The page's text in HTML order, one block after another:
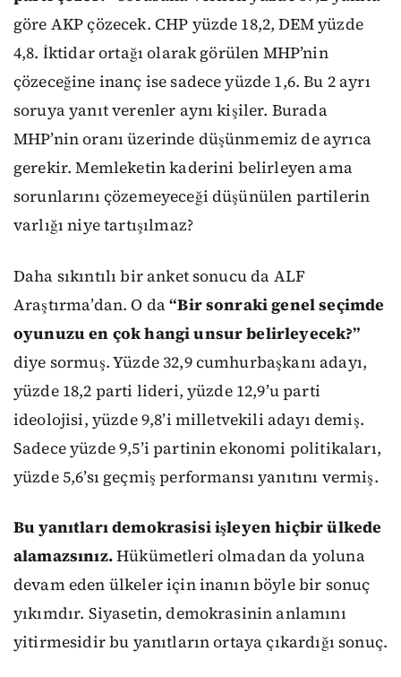
göre AKP çözecek. CHP yüzde 18,2, DEM yüzde
4,8. İktidar ortağı olarak görülen MHP’nin
çözeceğine inanç ise sadece yüzde 1,6. Bu 2 ayrı
soruya yanıt verenler aynı kişiler. Burada
MHP’nin oranı üzerinde düşünmemiz de ayrıca
gerekir. Memleketin kaderini belirleyen ama
sorunlarını çözemeyeceği düşünülen partilerin
varlığı niye tartışılmaz?
Daha sıkıntılı bir anket sonucu da ALF
Araştırma’dan. O da“Bir sonraki genel seçimde
oyunuzu en çok hangi unsur belirleyecek?”
diye sormuş. Yüzde 32,9 cumhurbaşkanı adayı,
yüzde 18,2 parti lideri, yüzde 12,9’u parti
ideolojisi, yüzde 9,8’i milletvekili adayı demiş.
Sadece yüzde 9,5’i partinin ekonomi politikaları,
yüzde 5,6’sı geçmiş performansı yanıtını vermiş.
Bu yanıtları demokrasisi işleyen hiçbir ülkede
alamazsınız.Hükümetleri olmadan da yoluna
devam eden ülkeler için inanın böyle bir sonuç
yıkımdır. Siyasetin, demokrasinin anlamını
yitirmesidir bu yanıtların ortaya çıkardığı sonuç.